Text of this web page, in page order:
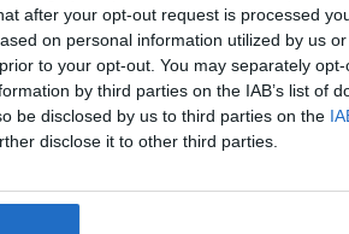
after your opt-out request is processed
on personal information utilized by us
to your opt-out. You may separately
by third parties on the IAB’s list of
be disclosed by us to third parties on the
disclose it to other third parties.
turceşti din nordul
cu mare grabă vizita pe
o va efectua
drumuri, montează...